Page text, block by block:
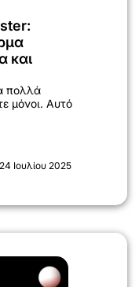
και
πολλά
μόνοι. Αυτό
24 Ιουλίου 2025